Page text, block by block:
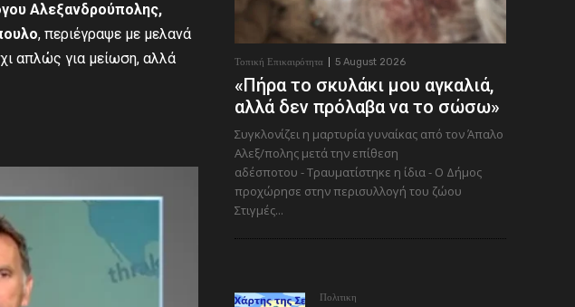
Αλεξανδρούπολης,
, περιέγραψε με μελανά
απλώς για μείωση, αλλά
Τοπική Επικαιρότητα 5 August 2026
«Πήρα το σκυλάκι μου αγκαλιά,
αλλά δεν πρόλαβα να το σώσω»
Συγκλονίζει η μαρτυρία γυναίκας από τον Άπαλο
Αλεξ/πολης μετά την επίθεση
αδέσποτου - Τραυματίστηκε η ίδια - Ο Δήμος
προχώρησε στην περισυλλογή του ζώου
Στιγμές...
Πολιτικη